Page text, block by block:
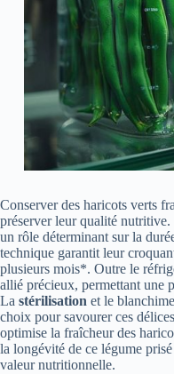
Conserver des haricots verts
préserver leur qualité
un rôle déterminant sur la
technique garantit leur
plusieurs mois*. Outre le
allié précieux, permettant une
La stérilisation et le
choix pour savourer ces
optimise la fraîcheur des
la longévité de ce légume
valeur nutritionnelle.